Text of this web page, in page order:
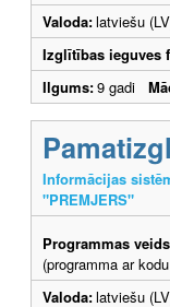
Valoda:latviešu
Izglītības ieguves
Ilgums:9 gadi
Informācijas
"PREMJERS"
Programmas
(programma ar
Valoda:latviešu